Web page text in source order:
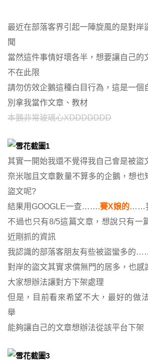
最近在部落客界引起一陣旋風的是對岸
聞
當然這件事情好壞各半，想要讓自己的
不在此限
請勿仿效企鵝這種白目行為，這是一個
別拿我當作文章、教材
本鵝非常玻璃心XDDDDDDD
其實一開始我還不覺得我自己會是被盜
奈米咖且文章數量不算多的企鵝，想也
盜文呢?
結果用GOOGLE一查…….賽X娘的……
不過也只有8/5這篇文章，想說只有一
近剛抓的資訊
我認識的部落客朋友有些被盜蠻多的
對岸的盜文其實求償無門的居多，也感
大家想辦法讓對方下架處理
但是，目前看來希望不大，最好的做
舉
能夠讓自己的文章想辦法從該平台下架